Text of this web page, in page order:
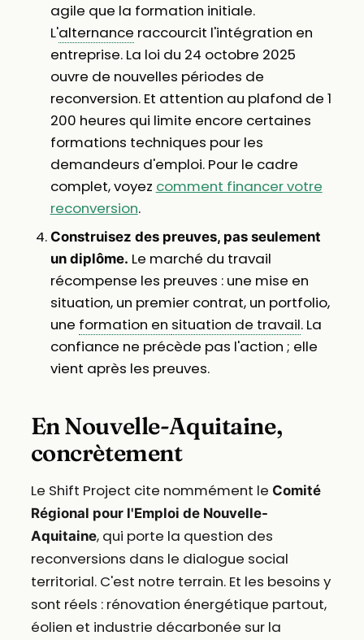
agile que la formation initiale.
L'alternance raccourcit l'intégration en
entreprise. La loi du 24 octobre 2025
ouvre de nouvelles périodes de
reconversion. Et attention au plafond de 1
200 heures qui limite encore certaines
formations techniques pour les
demandeurs d'emploi. Pour le cadre
complet, voyez comment financer votre
reconversion.
Construisez des preuves, pas seulement
un diplôme. Le marché du travail
récompense les preuves : une mise en
situation, un premier contrat, un portfolio,
une formation en situation de travail. La
confiance ne précède pas l'action ; elle
vient après les preuves.
En Nouvelle-Aquitaine,
concrètement
Le Shift Project cite nommément le Comité
Régional pour l'Emploi de Nouvelle-
Aquitaine, qui porte la question des
reconversions dans le dialogue social
territorial. C'est notre terrain. Et les besoins y
sont réels : rénovation énergétique partout,
éolien et industrie décarbonée sur la